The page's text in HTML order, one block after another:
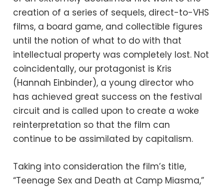
creation of a series of sequels, direct-to-VHS
films, a board game, and collectible figures
until the notion of what to do with that
intellectual property was completely lost. Not
coincidentally, our protagonist is Kris
(Hannah Einbinder), a young director who
has achieved great success on the festival
circuit and is called upon to create a woke
reinterpretation so that the film can
continue to be assimilated by capitalism.
Taking into consideration the film’s title,
“Teenage Sex and Death at Camp Miasma,”